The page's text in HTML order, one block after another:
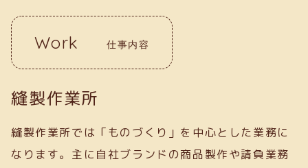
Work 仕事内容
縫製作業所
縫製作業所では「ものづくり」を中心とした業務に
なります。主に自社ブランドの商品製作や請負業務